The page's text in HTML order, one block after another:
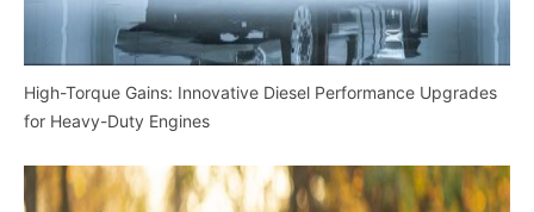
High-Torque Gains: Innovative Diesel Performance Upgrades
for Heavy-Duty Engines